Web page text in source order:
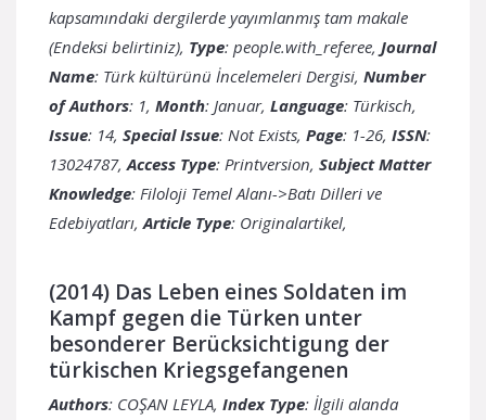
kapsamındaki dergilerde yayımlanmış tam makale
(Endeksi belirtiniz), Type: people.with_referee, Journal
Name: Türk kültürünü İncelemeleri Dergisi, Number
of Authors: 1, Month: Januar, Language: Türkisch,
Issue: 14, Special Issue: Not Exists, Page: 1-26, ISSN:
13024787, Access Type: Printversion, Subject Matter
Knowledge: Filoloji Temel Alanı->Batı Dilleri ve
Edebiyatları, Article Type: Originalartikel,
(2014) Das Leben eines Soldaten im
Kampf gegen die Türken unter
besonderer Berücksichtigung der
türkischen Kriegsgefangenen
Authors: COŞAN LEYLA, Index Type: İlgili alanda